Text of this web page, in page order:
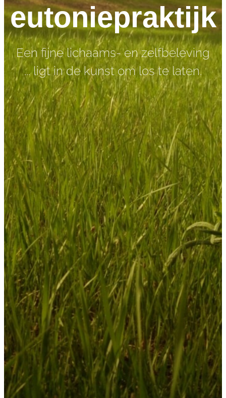
eutoniepraktijk
Een fijne lichaams- en zelfbeleving
... ligt in de kunst om los te laten.